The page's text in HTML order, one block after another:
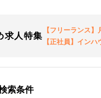
求人特集
【フリーランス
【正社員】イン
索条件